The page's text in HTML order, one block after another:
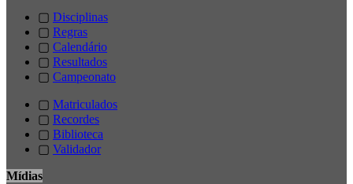
▢ Disciplinas
▢ Regras
▢ Calendário
▢ Resultados
▢ Campeonato
▢ Matriculados
▢ Recordes
▢ Biblioteca
▢ Validador
Mídias